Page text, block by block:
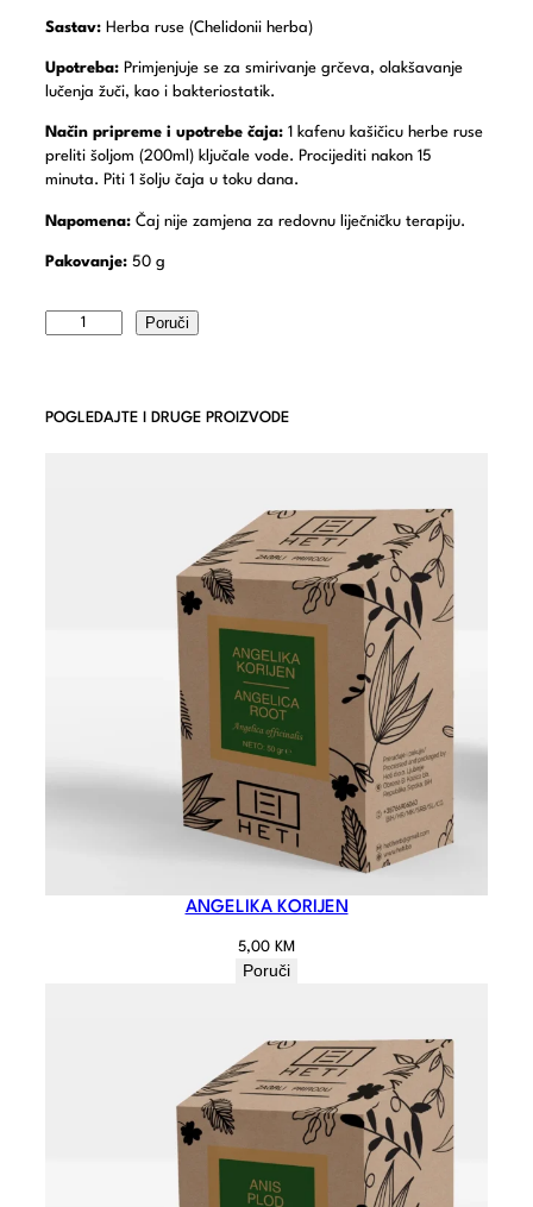
Sastav: Herba ruse (Chelidonii herba)
Upotreba: Primjenjuje se za smirivanje grčeva, olakšavanje
lučenja žuči, kao i bakteriostatik.
Način pripreme i upotrebe čaja: 1 kafenu kašičicu herbe ruse
preliti šoljom (200ml) ključale vode. Procijediti nakon 15
minuta. Piti 1 šolju čaja u toku dana.
Napomena: Čaj nije zamjena za redovnu liječničku terapiju.
Pakovanje: 50 g
Poruči
POGLEDAJTE I DRUGE PROIZVODE
ANGELIKA KORIJEN
5,00 KM
Poruči